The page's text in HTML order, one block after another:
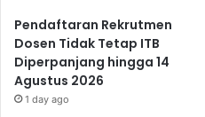
Pendaftaran Rekrutmen
Dosen Tidak Tetap ITB
Diperpanjang hingga 14
Agustus 2026
1 day ago